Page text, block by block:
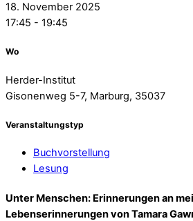
18. November 2025
17:45 - 19:45
Wo
Herder-Institut
Gisonenweg 5-7, Marburg, 35037
Veranstaltungstyp
Buchvorstellung
Lesung
Unter Menschen: Erinnerungen an
Lebenserinnerungen von Tamara